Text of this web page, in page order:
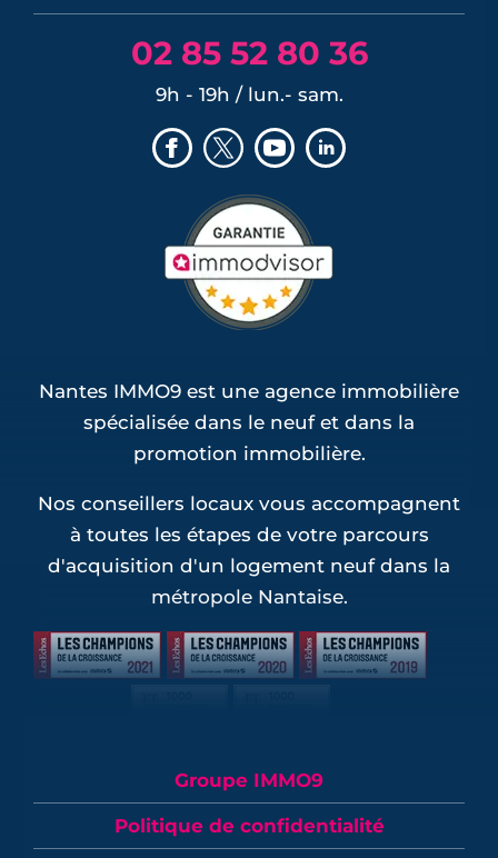
02 85 52 80 36
9h - 19h / lun.- sam.
Nantes IMMO9 est une agence immobilière
spécialisée dans le neuf et dans la
promotion immobilière.
Nos conseillers locaux vous accompagnent
à toutes les étapes de votre parcours
d'acquisition d'un logement neuf dans la
métropole Nantaise.
Groupe IMMO9
Politique de confidentialité